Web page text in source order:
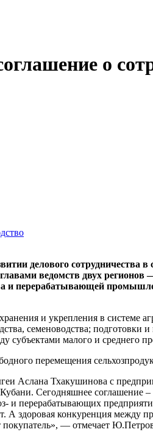
о
делового сотрудничества в
ведомств двух регионов
и перерабатывающей
и укрепления в системе
семеноводства; подготовки
субъектами малого и среднего
перемещения
Аслана Тхакушинова с
Сегодняшнее соглашение –
и перерабатывающих
здоровая конкуренция между
покупатель», — отмечает